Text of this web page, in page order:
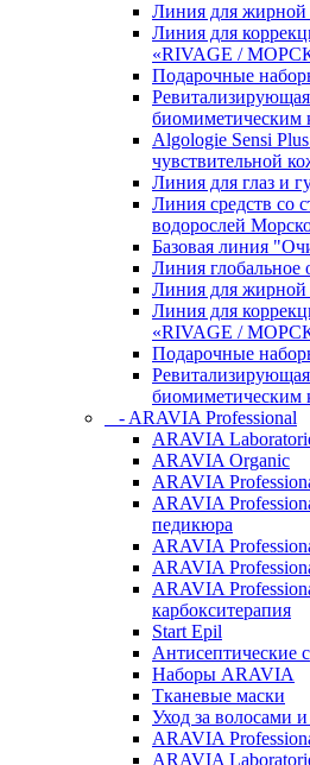
Линия для жирной
Линия для
«RIVAGE /
Подарочные
биомиметическим
Algologie Sensi
чувcтвительной
Линия для глаз и
Линия средств со
водорослей
Базовая линия
Линия глобальное
Линия для жирной
Линия для
«RIVAGE /
Подарочные
биомиметическим
- ARAVIA Professional
ARAVIA
ARAVIA Organic
ARAVIA
ARAVIA
педикюра
ARAVIA
ARAVIA
ARAVIA
карбокситерапия
Start Epil
Антисептические
Наборы ARAVIA
Тканевые маски
Уход за волосами
ARAVIA
ARAVIA